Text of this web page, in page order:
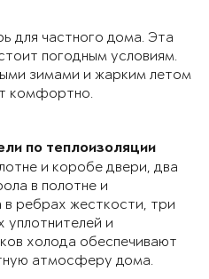
для частного дома. Эта
погодным условиям.
зимами и жарким летом
комфортно.
по теплоизоляции
и коробе двери, два
в полотне и
в ребрах жесткости, три
уплотнителей и
холода обеспечивают
атмосферу дома.